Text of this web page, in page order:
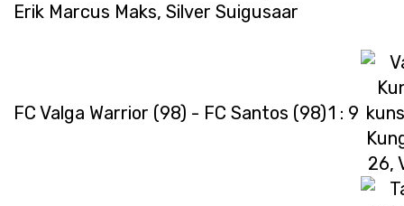
Erik Marcus Maks, Silver Suigusaar
FC Valga Warrior (98) - FC Santos (98)1 : 9